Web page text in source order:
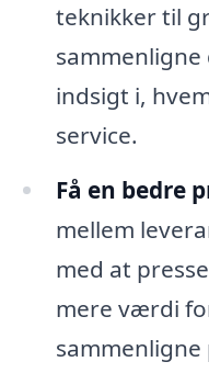
teknikker til
indsigt i,
service.
Få en bedre
mellem
med at
mere værdi
sammenligne